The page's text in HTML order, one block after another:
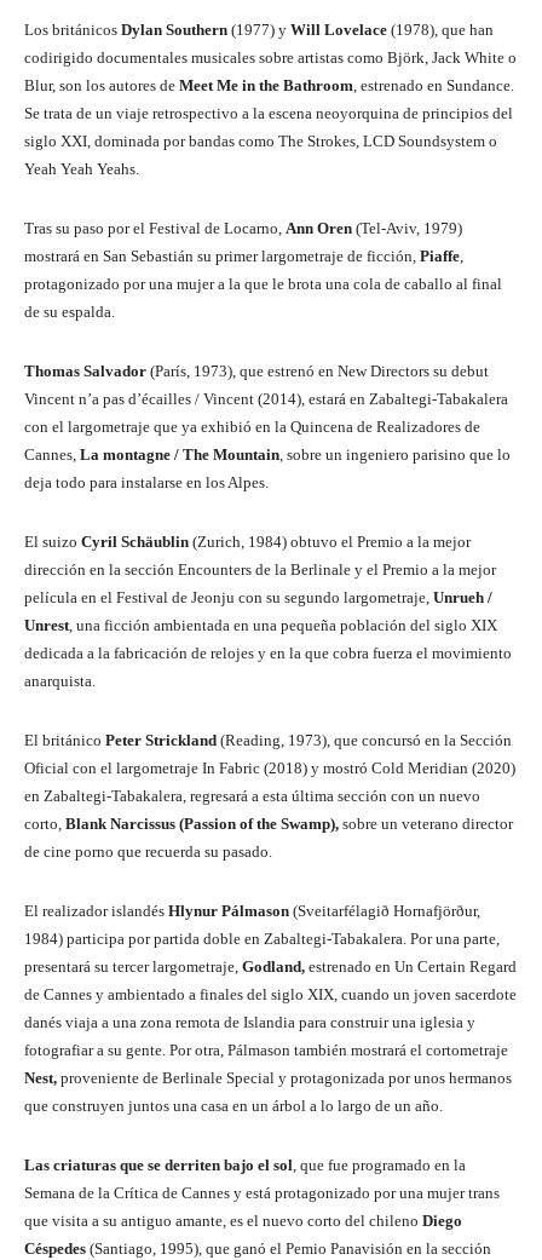
Los británicos Dylan Southern (1977) y Will Lovelace (1978), que han
codirigido documentales musicales sobre artistas como Björk, Jack White o
Blur, son los autores de Meet Me in the Bathroom, estrenado en Sundance.
Se trata de un viaje retrospectivo a la escena neoyorquina de principios del
siglo XXI, dominada por bandas como The Strokes, LCD Soundsystem o
Yeah Yeah Yeahs.
Tras su paso por el Festival de Locarno, Ann Oren (Tel-Aviv, 1979)
mostrará en San Sebastián su primer largometraje de ficción, Piaffe,
protagonizado por una mujer a la que le brota una cola de caballo al final
de su espalda.
Thomas Salvador (París, 1973), que estrenó en New Directors su debut
Vincent n’a pas d’écailles / Vincent (2014), estará en Zabaltegi-Tabakalera
con el largometraje que ya exhibió en la Quincena de Realizadores de
Cannes, La montagne / The Mountain, sobre un ingeniero parisino que lo
deja todo para instalarse en los Alpes.
El suizo Cyril Schäublin (Zurich, 1984) obtuvo el Premio a la mejor
dirección en la sección Encounters de la Berlinale y el Premio a la mejor
película en el Festival de Jeonju con su segundo largometraje, Unrueh /
Unrest, una ficción ambientada en una pequeña población del siglo XIX
dedicada a la fabricación de relojes y en la que cobra fuerza el movimiento
anarquista.
El británico Peter Strickland (Reading, 1973), que concursó en la Sección
Oficial con el largometraje In Fabric (2018) y mostró Cold Meridian (2020)
en Zabaltegi-Tabakalera, regresará a esta última sección con un nuevo
corto, Blank Narcissus (Passion of the Swamp), sobre un veterano director
de cine porno que recuerda su pasado.
El realizador islandés Hlynur Pálmason (Sveitarfélagið Hornafjörður,
1984) participa por partida doble en Zabaltegi-Tabakalera. Por una parte,
presentará su tercer largometraje, Godland, estrenado en Un Certain Regard
de Cannes y ambientado a finales del siglo XIX, cuando un joven sacerdote
danés viaja a una zona remota de Islandia para construir una iglesia y
fotografiar a su gente. Por otra, Pálmason también mostrará el cortometraje
Nest, proveniente de Berlinale Special y protagonizada por unos hermanos
que construyen juntos una casa en un árbol a lo largo de un año.
Las criaturas que se derriten bajo el sol, que fue programado en la
Semana de la Crítica de Cannes y está protagonizado por una mujer trans
que visita a su antiguo amante, es el nuevo corto del chileno Diego
Céspedes (Santiago, 1995), que ganó el Pemio Panavisión en la sección